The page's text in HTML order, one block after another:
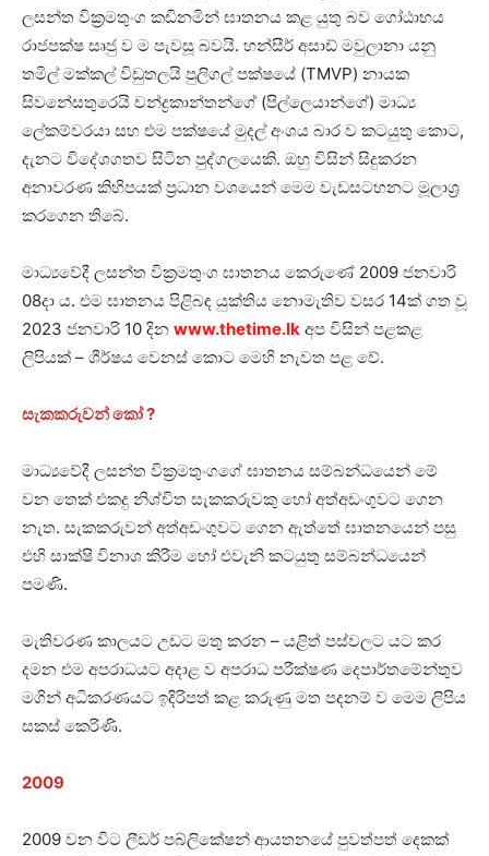
ලසන්ත වික්‍රමතුංග කඩිනමින් ඝාතනය කළ යුතු බව ගෝඨාභය
රාජපක්ෂ සෘජු ව ම පැවසූ බවයි. හන්සීර් අසාඩ් මවුලානා යනු
තමිල් මක්කල් විඩුතලයි පුලිගල් පක්ෂයේ (TMVP) නායක
සිවනේසතුරෙයි චන්ද්‍රකාන්තන්ගේ (පිල්ලෙයාන්ගේ) මාධ්‍ය
ලේකම්වරයා සහ එම පක්ෂයේ මුදල් අංශය බාර ව කටයුතු කොට,
දැනට විදේශගතව සිටින පුද්ගලයෙකි. ඔහු විසින් සිදුකරන
අනාවරණ කිහිපයක් ප්‍රධාන වශයෙන් මෙම වැඩසටහනට මූලාශ්‍ර
කරගෙන තිබේ.
මාධ්‍යවේදී ලසන්ත වික්‍රමතුංග ඝාතනය කෙරුණේ 2009 ජනවාරි
08දා ය. එම ඝාතනය පිළිබඳ යුක්තිය නොමැතිව වසර 14ක් ගත වූ
2023 ජනවාරි 10 දින www.thetime.lk අප විසින් පළකළ
ලිපියක් – ශීර්ෂය වෙනස් කොට මෙහි නැවත පළ වේ.
සැකකරුවන් කෝ ?
මාධ්‍යවේදී ලසන්ත වික්‍රමතුංගගේ ඝාතනය සම්බන්ධයෙන් මේ
වන තෙක් එකදු නිශ්චිත සැකකරුවකු හෝ අත්අඩංගුවට ගෙන
නැත. සැකකරුවන් අත්අඩංගුවට ගෙන ඇත්තේ ඝාතනයෙන් පසු
එහි සාක්ෂි විනාශ කිරීම හෝ එවැනි කටයුතු සම්බන්ධයෙන්
පමණි.
මැතිවරණ කාලයට උඩට මතු කරන – යළිත් පස්වලට යට කර
දමන එම අපරාධයට අදාළ ව අපරාධ පරීක්ෂණ දෙපාර්තමේන්තුව
මගින් අධිකරණයට ඉදිරිපත් කළ කරුණු මත පදනම් ව මෙම ලිපිය
සකස් කෙරිණි.
2009
2009 වන විට ලීඩර් පබ්ලිකේෂන් ආයතනයේ පුවත්පත් දෙකක්